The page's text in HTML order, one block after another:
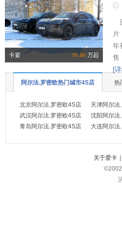
卡宴 91.80万起
年
售
[
阿尔法.罗密欧热门城市4S店 热
北京阿尔法.罗密欧4S店 天津阿尔法
武汉阿尔法.罗密欧4S店
沈阳阿尔法
青岛阿尔法.罗密欧4S店
大连阿尔法
关于爱卡 |